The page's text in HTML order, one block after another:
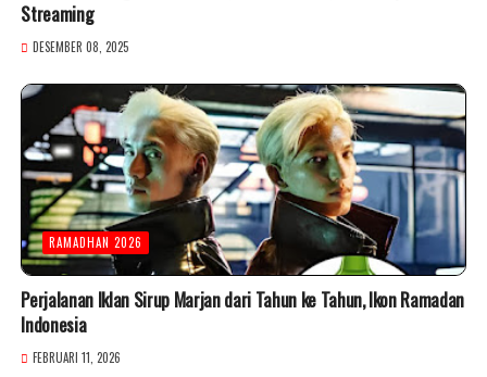
Streaming
DESEMBER 08, 2025
RAMADHAN 2026
Perjalanan Iklan Sirup Marjan dari Tahun ke Tahun, Ikon Ramadan
Indonesia
FEBRUARI 11, 2026